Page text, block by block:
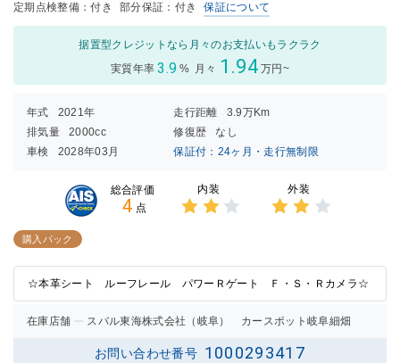
定期点検整備：付き 部分保証：付き 保証について
据置型クレジットなら月々のお支払いもラクラク
実質年率 3.9 % 月々 1.94 万円~
年式 2021年 走行距離
3.9万Km
排気量
2000cc 修復歴
なし
車検
2028年03月 保証付：24ヶ月・走行無制限
総合評価
4 点
内装 外装
購入パック
☆本革シート ルーフレール パワーＲゲート Ｆ・Ｓ・Ｒカメラ☆
在庫店舗 スバル東海株式会社（岐阜） カースポット岐阜細畑
お問い合わせ番号 1000293417